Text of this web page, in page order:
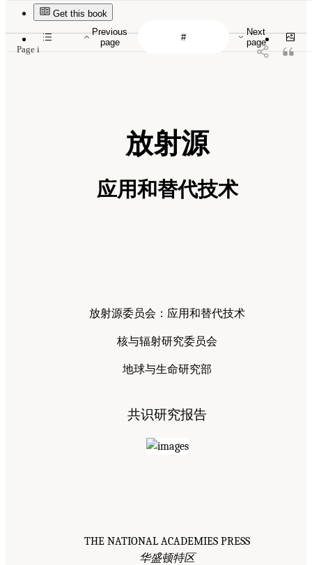
Get this book
Page i
放射源
应用和替代技术
放射源委员会：应用和替代技术
核与辐射研究委员会
地球与生命研究部
共识研究报告
THE NATIONAL ACADEMIES PRESS
华盛顿特区
Previous
page
Next
page